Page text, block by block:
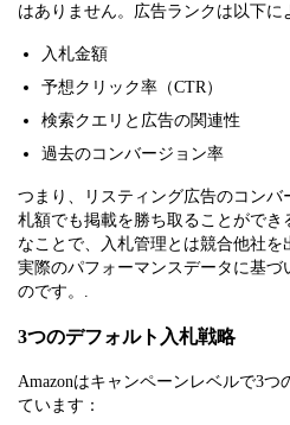
はありません。広告ランクは以下に
入札金額
予想クリック率（CTR）
検索クエリと広告の関連性
過去のコンバージョン率
つまり、リスティング広告のコンバ
札額でも掲載を勝ち取ることがで
なことで、入札管理とは競合他社を
実際のパフォーマンスデータに基づ
のです。.
3つのデフォルト入札戦略
Amazonはキャンペーンレベルで3
ています：